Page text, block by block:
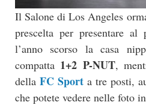
Il Salone di Los Angeles
prescelta per presentare al
l’anno scorso la casa
compatta 1+2 P-NUT,
della FC Sport a tre posti,
che potete vedere nelle foto